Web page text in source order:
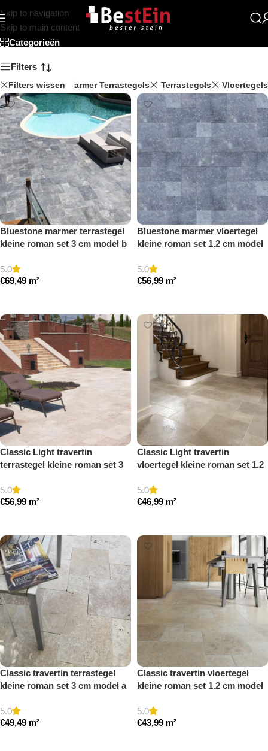
Skip to navigation
Skip to main content
Roman Patroon
Categorieën
Filters
Filters wissen Marmer Terrastegels Terrastegels Vloertegels
Bluestone marmer terrastegel
kleine roman set 3 cm model b
5.0
€69,49 m²
Bluestone marmer vloertegel
kleine roman set 1.2 cm model
5.0
€56,99 m²
Classic Light travertin
terrastegel kleine roman set 3
5.0
€56,99 m²
Classic Light travertin
vloertegel kleine roman set 1.2
5.0
€46,99 m²
Classic travertin terrastegel
kleine roman set 3 cm model a
5.0
€49,49 m²
Classic travertin vloertegel
kleine roman set 1.2 cm model
5.0
€43,99 m²